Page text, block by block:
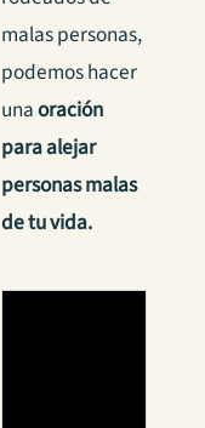
malas personas,
podemos hacer
unaoración
para alejar
personas malas
de tu vida.